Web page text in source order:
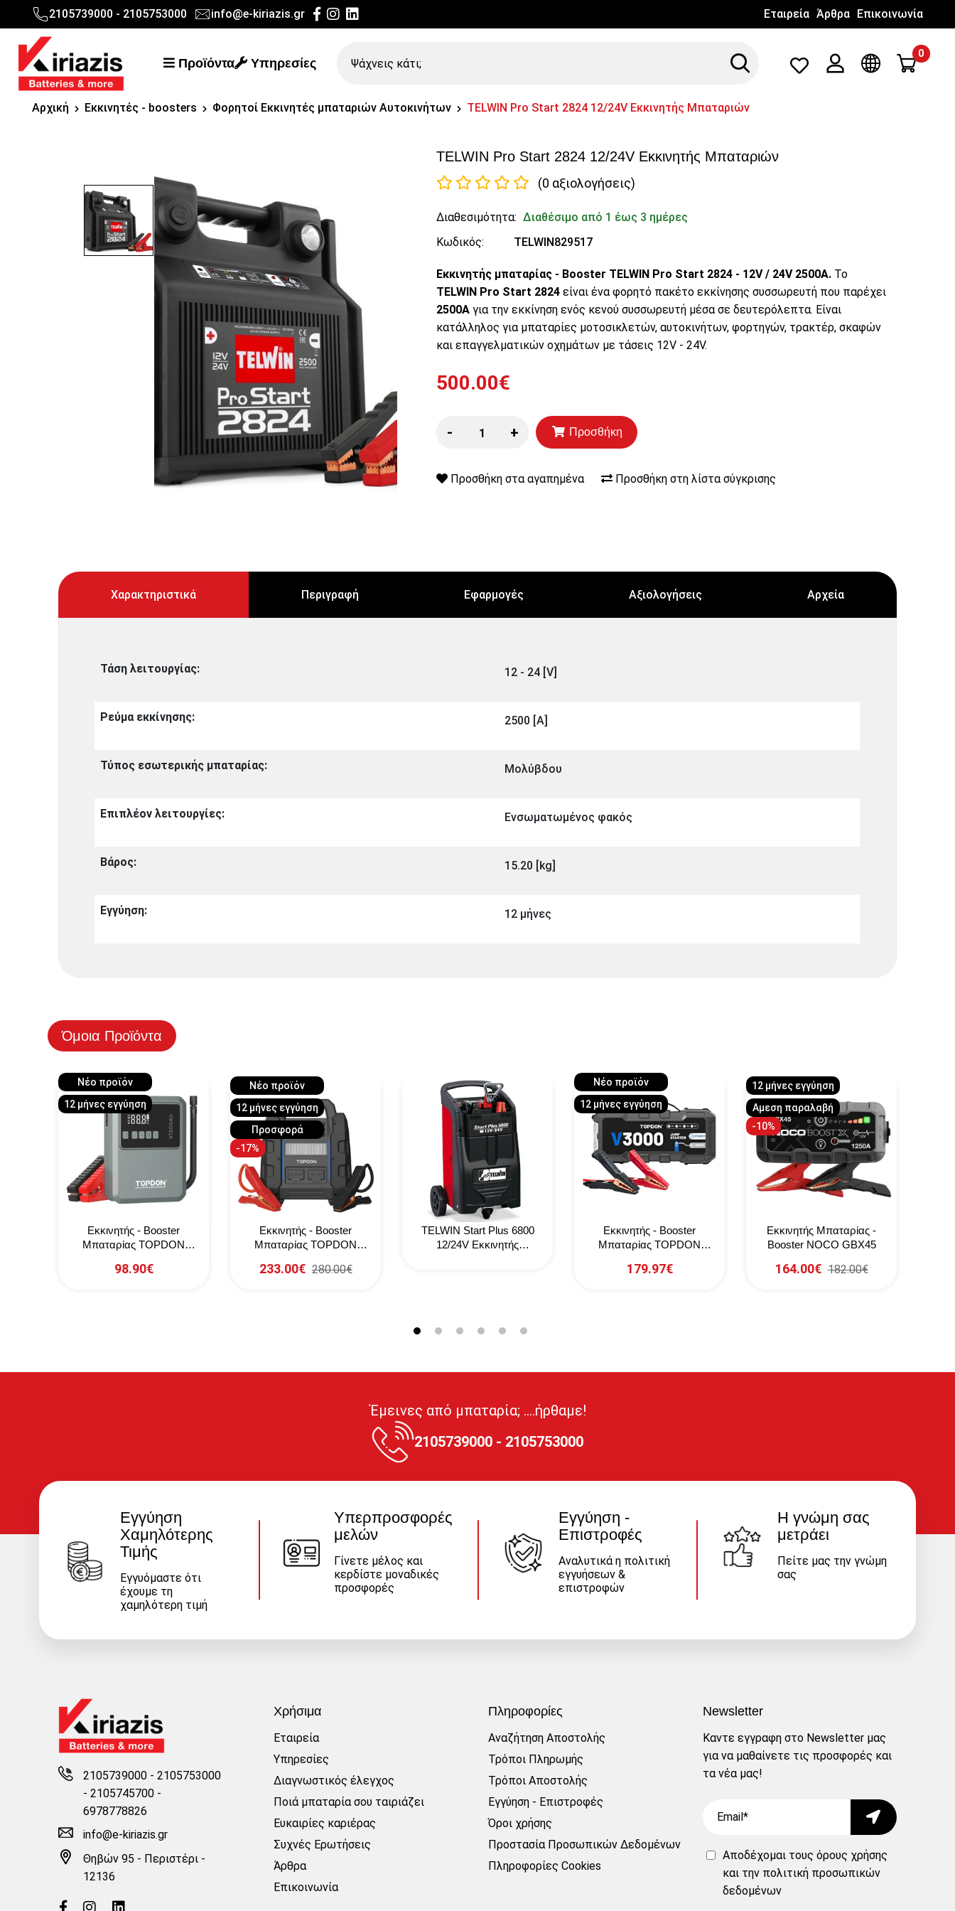
2105739000 - 2105753000 info@e-kiriazis.gr Εταιρεία Άρθρα Επικοινωνία
Προϊόντα Υπηρεσίες
κάτι;
Search Λογαριασμός
Γλώσσα
0
Αρχική Εκκινητές - boosters Φορητοί Εκκινητές μπαταριών Αυτοκινήτων TELWIN Pro Start 2824 12/24V Εκκινητής Μπαταριών
TELWIN Pro Start 2824 12/24V Εκκινητής Μπαταριών
(0 αξιολογήσεις)
Διαθεσιμότητα: Διαθέσιμο από 1 έως 3 ημέρες
Κωδικός:
TELWIN829517
Εκκινητής μπαταρίας - Booster TELWIN Pro Start 2824 - 12V / 24V 2500A. Το
TELWIN Pro Start 2824είναι ένα φορητό πακέτο εκκίνησης συσσωρευτή που παρέχει
2500Aγια την εκκίνηση ενός κενού συσσωρευτή μέσα σε δευτερόλεπτα. Είναι
κατάλληλος για μπαταρίες μοτοσικλετών, αυτοκινήτων, φορτηγών, τρακτέρ, σκαφών
και επαγγελματικών οχημάτων με τάσεις 12V - 24V.
500.00€
- + Προσθήκη
Προσθήκη στα αγαπημένα Προσθήκη στη λίστα σύγκρισης
Χαρακτηριστικά Περιγραφή Εφαρμογές Αξιολογήσεις Αρχεία
Τάση λειτουργίας: 12 - 24 [V]
Ρεύμα εκκίνησης: 2500 [A]
Τύπος εσωτερικής μπαταρίας: Μολύβδου
Επιπλέον λειτουργίες: Ενσωματωμένος φακός
Βάρος: 15.20 [kg]
Εγγύηση: 12 μήνες
Όμοια Προϊόντα
Νέο προϊόν
12 μήνες εγγύηση
Εκκινητής - Booster
Μπαταρίας TOPDON
98.90€
-17%
Νέο προϊόν
12 μήνες εγγύηση
Προσφορά
Εκκινητής - Booster
Μπαταρίας TOPDON
233.00€ 280.00€
TELWIN Start Plus 6800
12/24V Εκκινητής
Νέο προϊόν
12 μήνες εγγύηση
Εκκινητής - Booster
Μπαταρίας TOPDON
179.97€
-10%
12 μήνες εγγύηση
Αμεση παραλαβή
Εκκινητής Μπαταρίας -
Booster NOCO GBX45
164.00€ 182.00€
Έμεινες από μπαταρία; ....ήρθαμε!
2105739000 - 2105753000
Εγγύηση
Χαμηλότερης
Τιμής
Εγγυόμαστε ότι
έχουμε τη
χαμηλότερη τιμή
Υπερπροσφορές
μελών
Γίνετε μέλος και
κερδίστε μοναδικές
προσφορές
Εγγύηση -
Επιστροφές
Αναλυτικά η πολιτική
εγγυήσεων &
επιστροφών
Η γνώμη σας
μετράει
Πείτε μας την γνώμη
σας
2105739000 - 2105753000
-2105745700 -
6978778826
info@e-kiriazis.gr
Θηβών 95 - Περιστέρι -
12136
Newsletter
Καντε εγγραφη στο Newsletter μας
για να μαθαίνετε τις προσφορές και
τα νέα μας!
Submit
Αποδέχομαι τουςόρους χρήσης
και την πολιτική προσωπικών
δεδομένων
Χρήσιμα
Εταιρεία
Υπηρεσίες
Διαγνωστικός έλεγχος
Ποιά μπαταρία σου ταιριάζει
Ευκαιρίες καριέρας
Συχνές Ερωτήσεις
Άρθρα
Επικοινωνία
Πληροφορίες
Αναζήτηση Αποστολής
Τρόποι Πληρωμής
Τρόποι Αποστολής
Εγγύηση - Επιστροφές
Όροι χρήσης
Προστασία Προσωπικών Δεδομένων
Πληροφορίες Cookies